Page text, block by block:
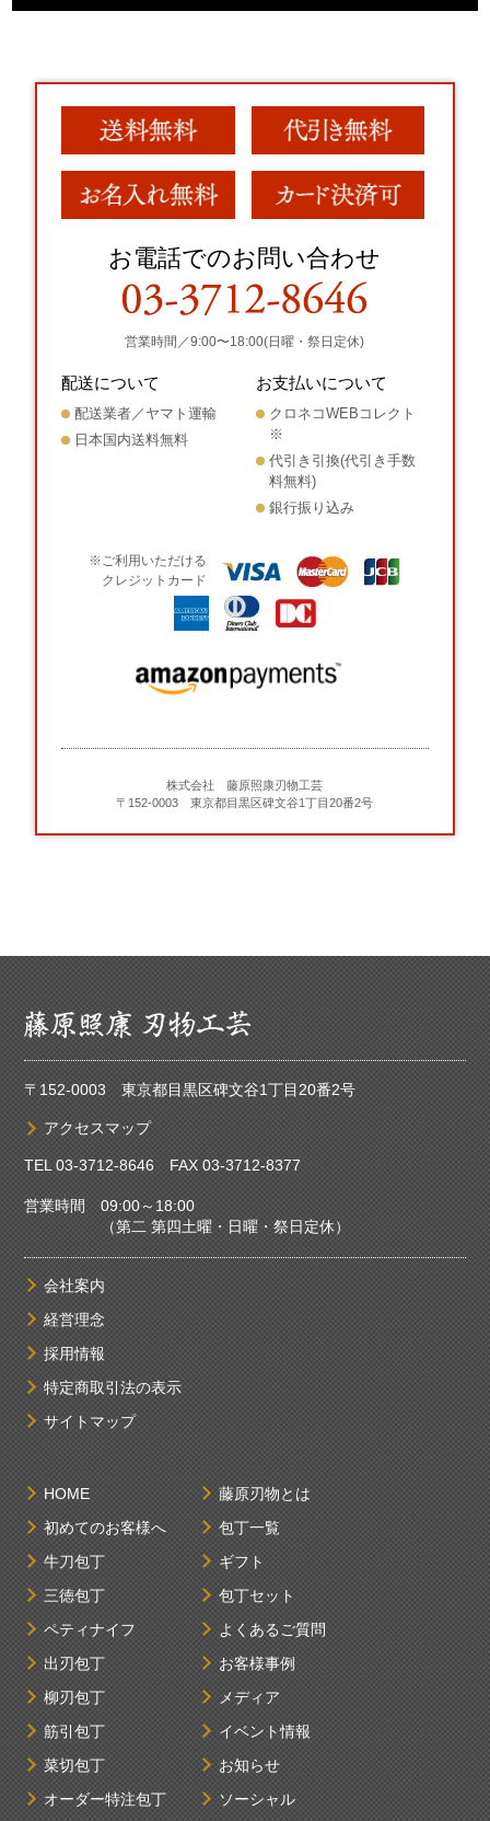
お電話でのお問い合わせ
営業時間／9:00〜18:00(日曜・祭日定休)
配送について
配送業者／ヤマト運輸
日本国内送料無料
お支払いについて
クロネコWEBコレクト
※
代引き引換(代引き手数
料無料)
銀行振り込み
※ご利用いただける
クレジットカード
株式会社 藤原照康刃物工芸
〒152-0003 東京都目黒区碑文谷1丁目20番2号
〒152-0003 東京都目黒区碑文谷1丁目20番2号
アクセスマップ
TEL03-3712-8646FAX 03-3712-8377
営業時間 09:00～18:00
（第二 第四土曜・日曜・祭日定休）
会社案内
経営理念
採用情報
特定商取引法の表示
サイトマップ
HOME
初めてのお客様へ
牛刀包丁
三徳包丁
ペティナイフ
出刃包丁
柳刃包丁
筋引包丁
菜切包丁
オーダー特注包丁
藤原刃物とは
包丁一覧
ギフト
包丁セット
よくあるご質問
お客様事例
メディア
イベント情報
お知らせ
ソーシャル